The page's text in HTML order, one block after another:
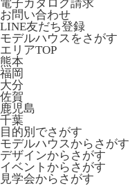
電子カタログ請求
お問い合わせ
LINE友だち登録
モデルハウスをさがす
エリアTOP
熊本
福岡
大分
佐賀
鹿児島
千葉
目的別でさがす
モデルハウスからさがす
デザインからさがす
イベントからさがす
見学会からさがす